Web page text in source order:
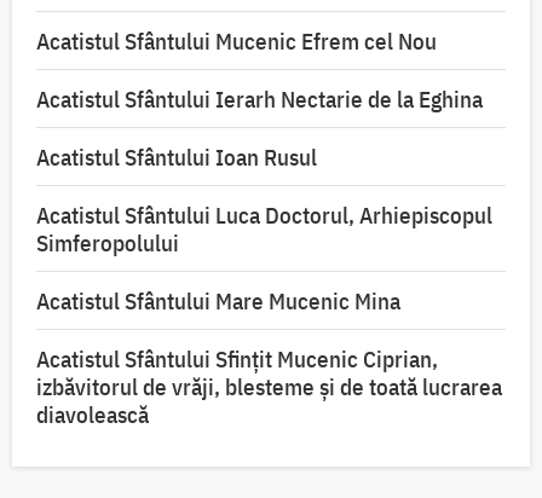
Acatistul Sfântului Mucenic Efrem cel Nou
Acatistul Sfântului Ierarh Nectarie de la Eghina
Acatistul Sfântului Ioan Rusul
Acatistul Sfântului Luca Doctorul, Arhiepiscopul
Simferopolului
Acatistul Sfântului Mare Mucenic Mina
Acatistul Sfântului Sfințit Mucenic Ciprian,
izbăvitorul de vrăji, blesteme și de toată lucrarea
diavolească